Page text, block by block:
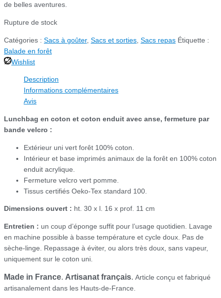
de belles aventures.
Rupture de stock
Catégories : Sacs à goûter, Sacs et sorties Sacs repas Étiquette :
Balade en forêt
Wishlist
Description
Informations complémentaires
Avis
Lunchbag en coton et coton enduit avec anse, fermeture par
bande velcro :
Extérieur uni vert forêt 100% coton.
Intérieur et base imprimés animaux de la forêt en 100% coton
enduit acrylique.
Fermeture velcro vert pomme.
Tissus certifiés Oeko-Tex standard 100.
Dimensions ouvert : ht. 30 x l. 16 x prof. 11 cm
Entretien : un coup d’éponge suffit pour l’usage quotidien. Lavage
en machine possible à basse température et cycle doux. Pas de
sèche-linge. Repassage à éviter, ou alors très doux, sans vapeur,
uniquement sur le coton uni.
Made in France. Artisanat français. Article conçu et fabriqué
artisanalement dans les Hauts-de-France.